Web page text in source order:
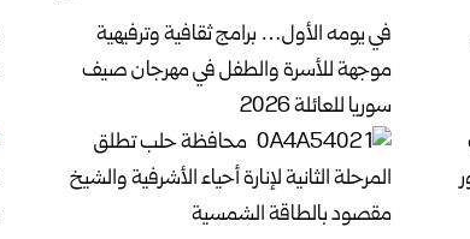
في يومه الأول… برامج ثقافية وترفيهية
موجهة للأسرة والطفل في مهرجان صيف
سوريا للعائلة 2026